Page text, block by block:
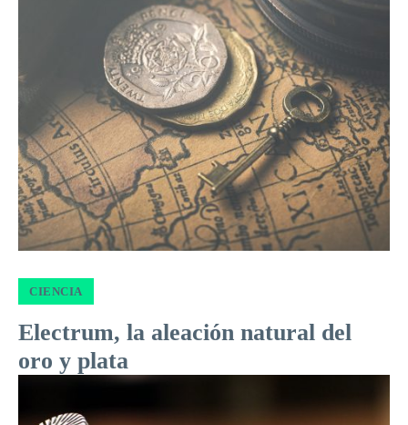
CIENCIA
Electrum, la aleación natural del
oro y plata